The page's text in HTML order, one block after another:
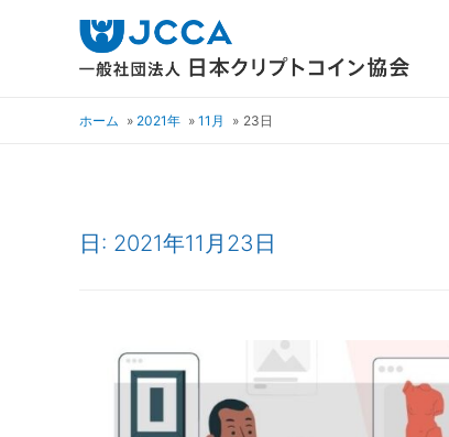
ホーム 2021年 11月 23日
日: 2021年11月23日